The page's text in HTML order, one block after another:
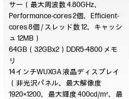
サー（最大周波数 4.80GHz、
Performance-cores 2個、Efficient-
cores 8個 / スレッド数 12、キャッシ
ュ 12MB）
64GB（32GBx2）DDR5-4800
14インチWUXGA 液晶ディスプレイ
（非光沢パネル、最大解像度
1920×1200、最大輝度 400cd/m²、最